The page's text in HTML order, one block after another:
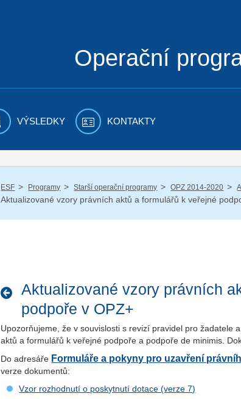
Operační
VÝSLEDKY KONTAKTY
ESF / Programy / Starší operační programy / OPZ 2014-2020 /
Aktualizované vzory právních aktů a formulářů k veřejné
Aktualizované vzory právních
podpoře v OPZ+
Upozorňujeme, že v souvislosti s revizí pravidel pro žadatele
aktů a formulářů k veřejné podpoře a podpoře de minimis.
Do adresáře Formuláře a pokyny pro uzavření
verze dokumentů:
Vzor rozhodnutí o poskytnutí dotace (verze 7)